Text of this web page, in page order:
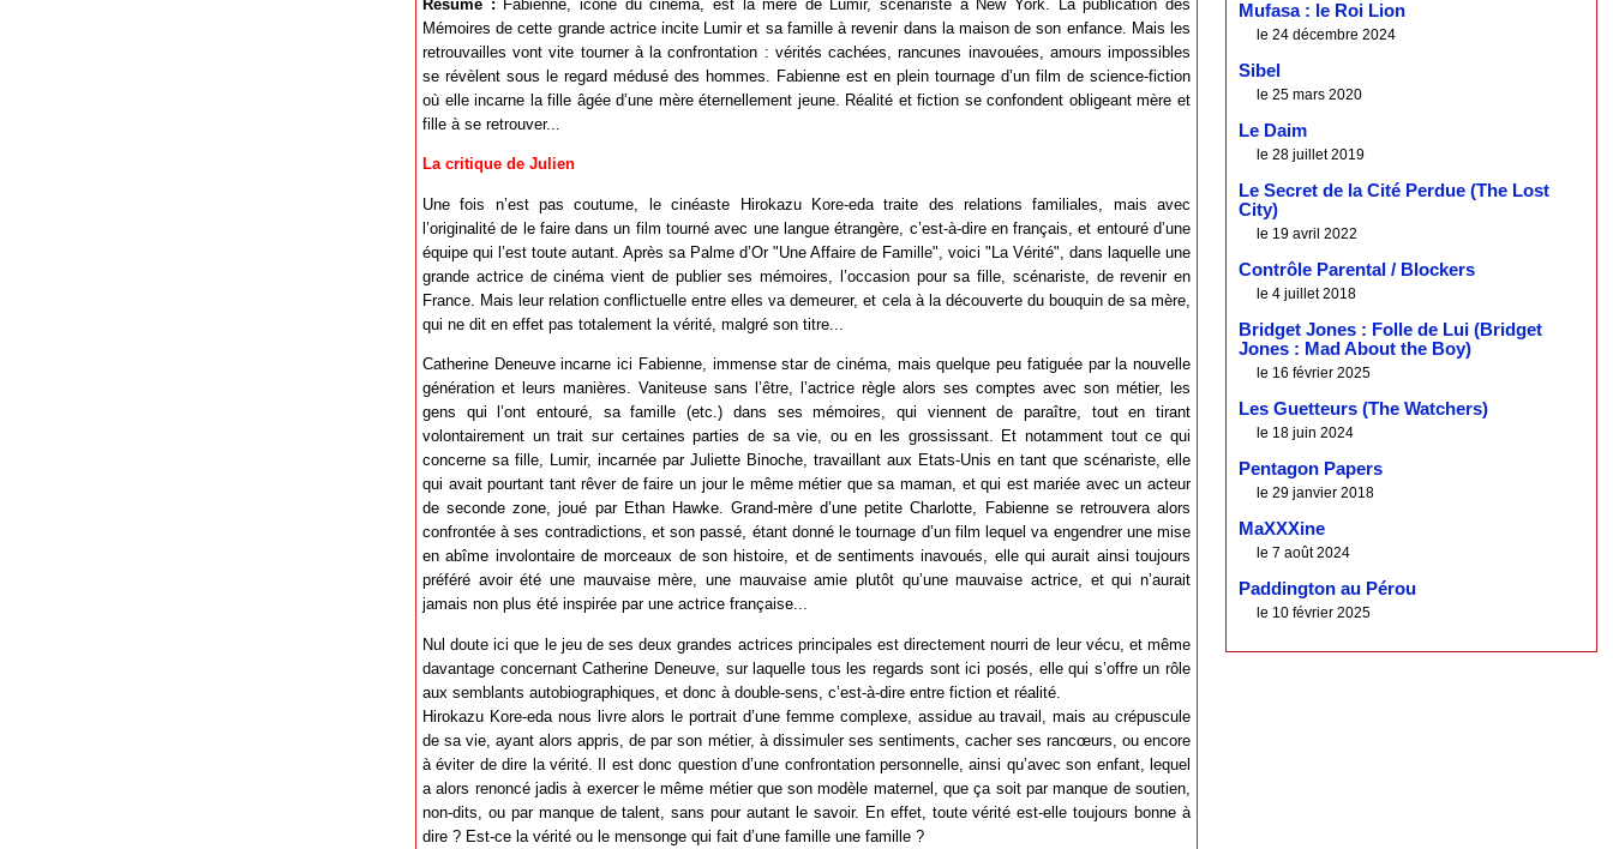
Résumé : Fabienne, icône du cinéma, est la mère de Lumir, scénariste à New York. La publication des
Mémoires de cette grande actrice incite Lumir et sa famille à revenir dans la maison de son enfance. Mais les
retrouvailles vont vite tourner à la confrontation : vérités cachées, rancunes inavouées, amours impossibles
se révèlent sous le regard médusé des hommes. Fabienne est en plein tournage d’un film de science-fiction
où elle incarne la fille âgée d’une mère éternellement jeune. Réalité et fiction se confondent obligeant mère et
fille à se retrouver...
La critique de Julien
Une fois n’est pas coutume, le cinéaste Hirokazu Kore-eda traite des relations familiales, mais avec
l’originalité de le faire dans un film tourné avec une langue étrangère, c’est-à-dire en français, et entouré d’une
équipe qui l’est toute autant. Après sa Palme d’Or "Une Affaire de Famille", voici "La Vérité", dans laquelle une
grande actrice de cinéma vient de publier ses mémoires, l’occasion pour sa fille, scénariste, de revenir en
France. Mais leur relation conflictuelle entre elles va demeurer, et cela à la découverte du bouquin de sa mère,
qui ne dit en effet pas totalement la vérité, malgré son titre...
Catherine Deneuve incarne ici Fabienne, immense star de cinéma, mais quelque peu fatiguée par la nouvelle
génération et leurs manières. Vaniteuse sans l’être, l’actrice règle alors ses comptes avec son métier, les
gens qui l’ont entouré, sa famille (etc.) dans ses mémoires, qui viennent de paraître, tout en tirant
volontairement un trait sur certaines parties de sa vie, ou en les grossissant. Et notamment tout ce qui
concerne sa fille, Lumir, incarnée par Juliette Binoche, travaillant aux Etats-Unis en tant que scénariste, elle
qui avait pourtant tant rêver de faire un jour le même métier que sa maman, et qui est mariée avec un acteur
de seconde zone, joué par Ethan Hawke. Grand-mère d’une petite Charlotte, Fabienne se retrouvera alors
confrontée à ses contradictions, et son passé, étant donné le tournage d’un film lequel va engendrer une mise
en abîme involontaire de morceaux de son histoire, et de sentiments inavoués, elle qui aurait ainsi toujours
préféré avoir été une mauvaise mère, une mauvaise amie plutôt qu’une mauvaise actrice, et qui n’aurait
jamais non plus été inspirée par une actrice française...
Nul doute ici que le jeu de ses deux grandes actrices principales est directement nourri de leur vécu, et même
davantage concernant Catherine Deneuve, sur laquelle tous les regards sont ici posés, elle qui s’offre un rôle
aux semblants autobiographiques, et donc à double-sens, c’est-à-dire entre fiction et réalité.
Hirokazu Kore-eda nous livre alors le portrait d’une femme complexe, assidue au travail, mais au crépuscule
de sa vie, ayant alors appris, de par son métier, à dissimuler ses sentiments, cacher ses rancœurs, ou encore
à éviter de dire la vérité. Il est donc question d’une confrontation personnelle, ainsi qu’avec son enfant, lequel
a alors renoncé jadis à exercer le même métier que son modèle maternel, que ça soit par manque de soutien,
non-dits, ou par manque de talent, sans pour autant le savoir. En effet, toute vérité est-elle toujours bonne à
dire ? Est-ce la vérité ou le mensonge qui fait d’une famille une famille ?
Mufasa : le Roi Lion
le 24 décembre 2024
Sibel
le 25 mars 2020
Le Daim
le 28 juillet 2019
Le Secret de la Cité Perdue (The Lost
City)
le 19 avril 2022
Contrôle Parental / Blockers
le 4 juillet 2018
Bridget Jones : Folle de Lui (Bridget
Jones : Mad About the Boy)
le 16 février 2025
Les Guetteurs (The Watchers)
le 18 juin 2024
Pentagon Papers
le 29 janvier 2018
MaXXXine
le 7 août 2024
Paddington au Pérou
le 10 février 2025